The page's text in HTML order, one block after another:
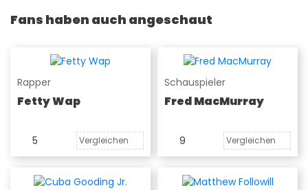
Fans haben auch angeschaut
Rapper
Fetty Wap
5 Vergleichen
Schauspieler
Fred MacMurray
9 Vergleichen